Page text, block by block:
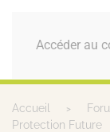
Accéder au
MENU
Accueil
Protection Future